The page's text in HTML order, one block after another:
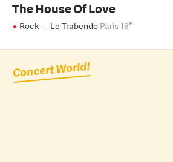
The House Of Love
Rock – Le Trabendo Paris 19e
Concert World!